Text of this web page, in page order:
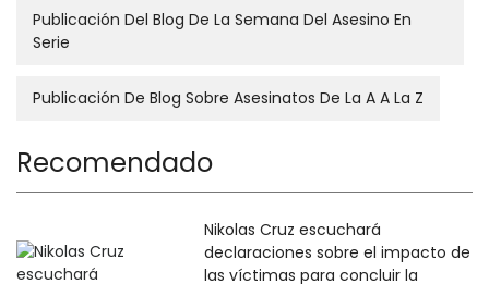
Publicación Del Blog De La Semana Del Asesino En
Serie
Publicación De Blog Sobre Asesinatos De La A A La Z
Recomendado
Nikolas Cruz escuchará
declaraciones sobre el impacto de
las víctimas para concluir la